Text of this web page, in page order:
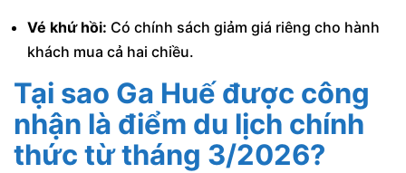
Vé khứ hồi: Có chính sách giảm giá riêng cho hành
khách mua cả hai chiều.
Tại sao Ga Huế được công
nhận là điểm du lịch chính
thức từ tháng 3/2026?